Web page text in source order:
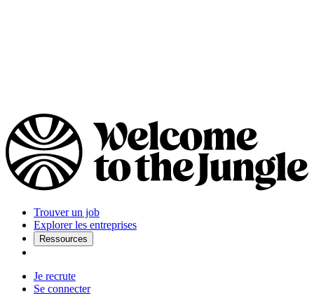
Trouver un job
Explorer les entreprises
Ressources
Je recrute
Se connecter